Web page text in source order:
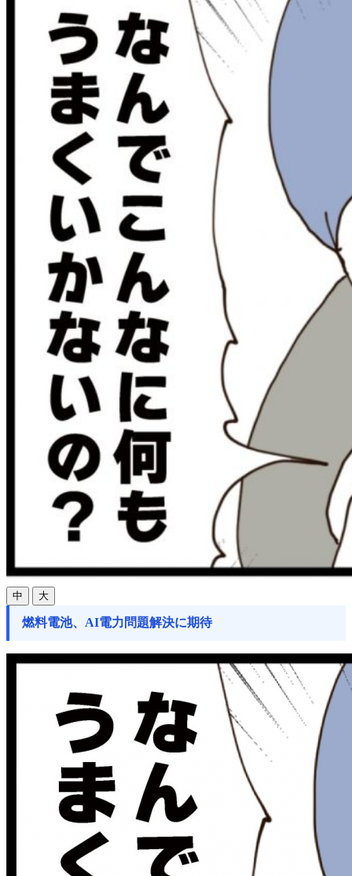
中 大
燃料電池、AI電力問題解決に期待